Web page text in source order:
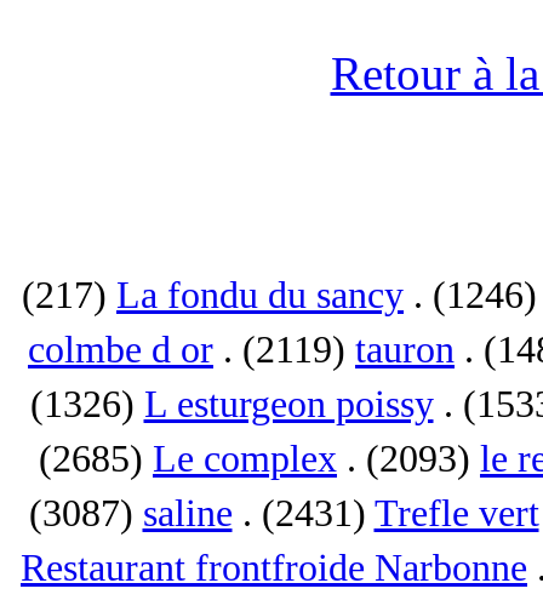
Retour à
(217) La fondu du sancy . (1246)
colmbe d or . (2119) tauron .
(1326) L esturgeon poissy.
(2685) Le complex . (2093) le
(3087) saline . (2431) Trefle vert
Restaurant frontfroide Narbonne